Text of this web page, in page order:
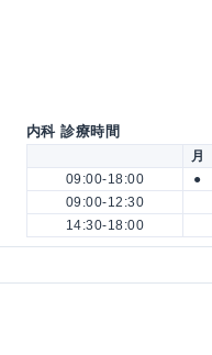
内科 診療時間
月
09:00-18:00
●
09:00-12:30
14:30-18:00